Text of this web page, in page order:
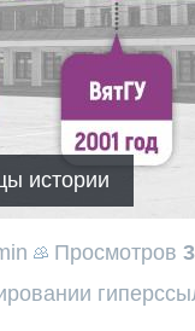
истории
Просмотров